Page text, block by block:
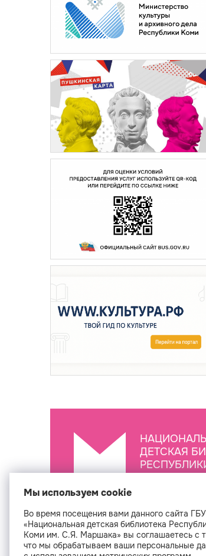
ДЕТСКАЯ
Мы используем cookie
Во время посещения вами данного сайта
«Национальная детская библиотека
Коми им. С.Я. Маршака» вы соглашаетесь с
что мы обрабатываем ваши персональные